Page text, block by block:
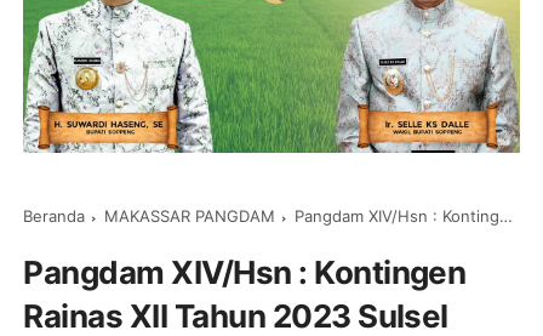
Beranda MAKASSAR PANGDAM Pangdam XIV/Hsn : Kontingen Rainas XII Tahun 2023 Sulsel Dapat Berikan Hasil Yang Maksimal dan Membanggakan
Pangdam XIV/Hsn : Kontingen
Rainas XII Tahun 2023 Sulsel